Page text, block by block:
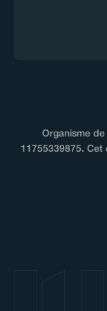
Organisme
11755339875.
We love